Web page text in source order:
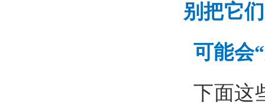
别把它
可能会
下面这